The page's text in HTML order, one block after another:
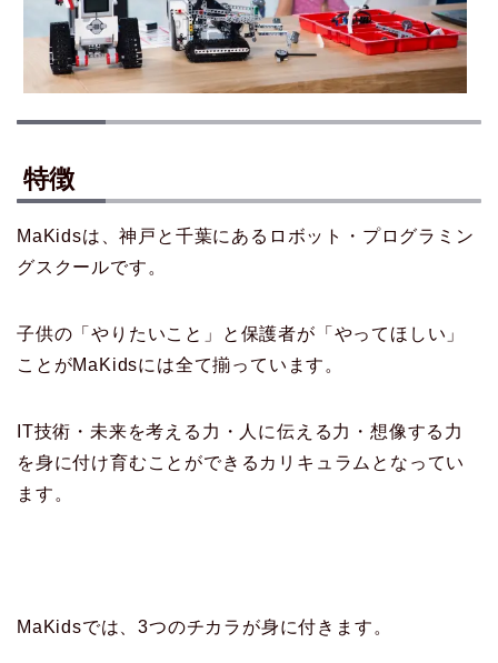
特徴
MaKidsは、神戸と千葉にあるロボット・プログラミン
グスクールです。
子供の「やりたいこと」と保護者が「やってほしい」
ことがMaKidsには全て揃っています。
IT技術・未来を考える力・人に伝える力・想像する力
を身に付け育むことができるカリキュラムとなってい
ます。
MaKidsでは、3つのチカラが身に付きます。